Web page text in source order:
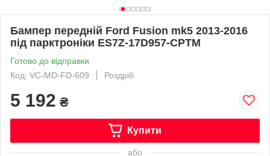
Бампер передній Ford Fusion mk5 2013-2016
під парктроніки ES7Z-17D957-CPTM
Готово до відправки
Код: VC-MD-FD-609
Роздріб
5 192 ₴
Купити
або